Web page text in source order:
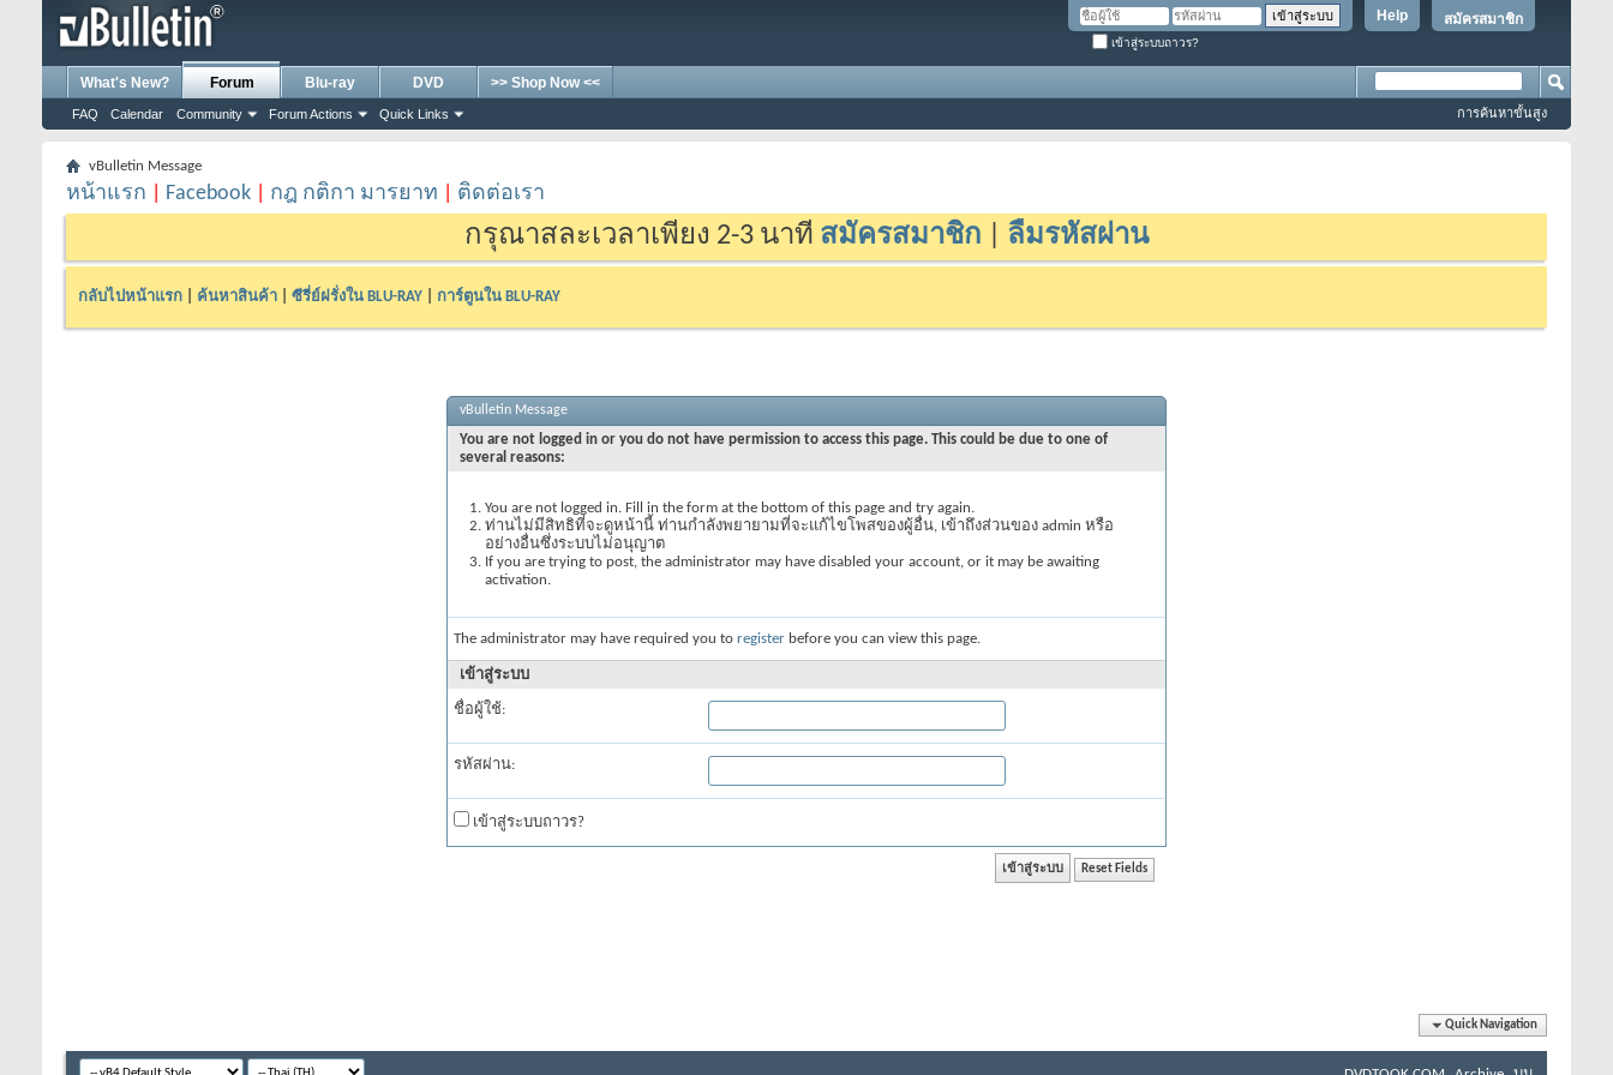
สมัครสมาชิก
Help
เข้าสู่ระบบถาวร?
What's New? Forum
FAQ Calendar Community Forum Actions Quick Links
Blu-ray DVD >> Shop Now <<
การค้นหาขั้นสูง
vBulletin Message
หน้าแรก Facebook กฎ กติกา มารยาท ติดต่อเรา
กรุณาสละเวลาเพียง 2-3 นาที สมัครสมาชิก ลืมรหัสผ่าน
กลับไปหน้าแรก ค้นหาสินค้า ซีรี่ย์ฝรั่งใน BLU-RAY การ์ตูนใน BLU-RAY
vBulletin Message
You are not logged in or you do not have permission to access this page. This could be due to one of
several reasons:
You are not logged in. Fill in the form at the bottom of this page and try again.
ท่านไม่มีสิทธิที่จะดูหน้านี้ ท่านกำลังพยายามที่จะแก้ไขโพสของผู้อื่น, เข้าถึงส่วนของ admin หรือ
อย่างอื่นซึ่งระบบไม่อนุญาต
If you are trying to post, the administrator may have disabled your account, or it may be awaiting
activation.
The administrator may have required you to register before you can view this page.
เข้าสู่ระบบ
ชื่อผู้ใช้:
รหัสผ่าน:
เข้าสู่ระบบถาวร?
Quick Navigation